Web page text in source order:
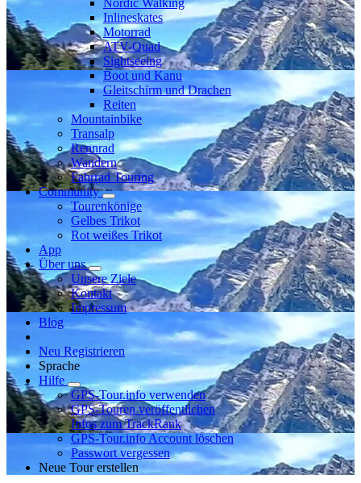
Nordic Walking
Inlineskates
Motorrad
ATV-Quad
Sightseeing
Boot und Kanu
Gleitschirm und Drachen
Reiten
Mountainbike
Transalp
Rennrad
Wandern
Fahrrad Touring
Community
Tourenkönige
Gelbes Trikot
Rot weißes Trikot
App
Über uns
Unsere Ziele
Kontakt
Impressum
Blog
Neu Registrieren
Sprache
Hilfe
GPS-Tour.info verwenden
GPS-Touren veröffentlichen
Infos zum TrackRank
GPS-Tour.info Account löschen
Passwort vergessen
Neue Tour erstellen